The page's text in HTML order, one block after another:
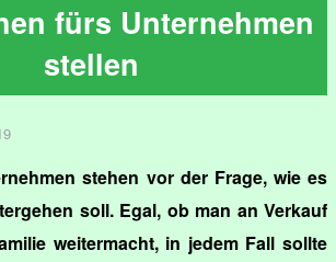
fürs Unternehmen
stellen
stehen vor der Frage, wie es
soll. Egal, ob man an Verkauf
weitermacht, in jedem Fall sollte